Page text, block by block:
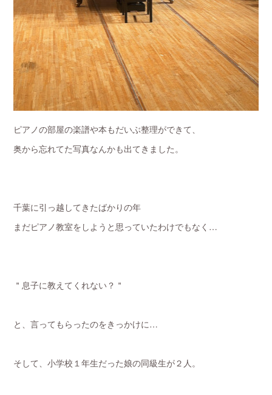
ピアノの部屋の楽譜や本もだいぶ整理ができて、
奥から忘れてた写真なんかも出てきました。
千葉に引っ越してきたばかりの年
まだピアノ教室をしようと思っていたわけでもなく…
＂息子に教えてくれない？＂
と、言ってもらったのをきっかけに…
そして、小学校１年生だった娘の同級生が２人。